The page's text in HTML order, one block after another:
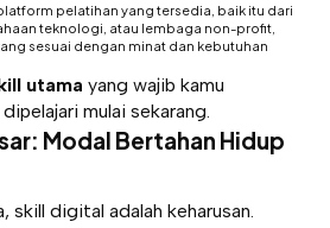
pelatihan yang tersedia, baik itu dari
teknologi, atau lembaga non-profit,
sesuai dengan minat dan kebutuhan
utama yang wajib kamu
mulai sekarang.
Modal Bertahan Hidup
skill digital adalah keharusan.